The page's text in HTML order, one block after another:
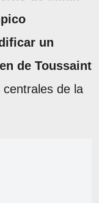
un
de Toussaint
de la